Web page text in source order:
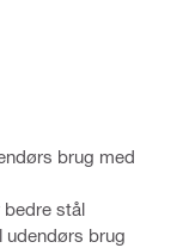
brug med
bedre stål
udendørs brug